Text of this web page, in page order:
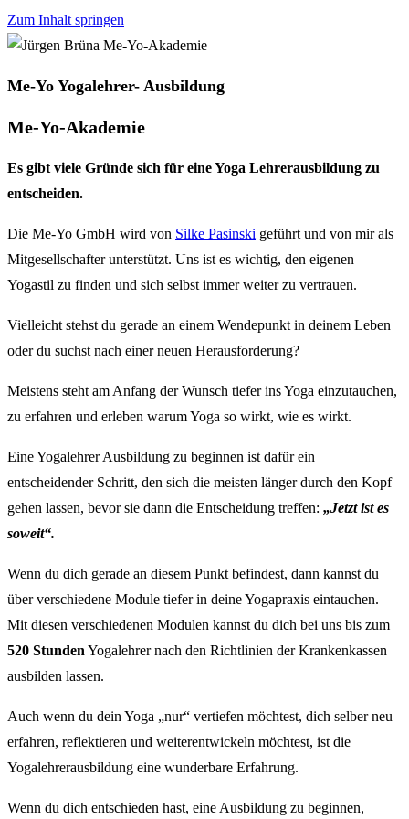
Zum Inhalt springen
Me-Yo Yogalehrer- Ausbildung
Me-Yo-Akademie
Es gibt viele Gründe sich für eine Yoga Lehrerausbildung zu
entscheiden.
Die Me-Yo GmbH wird von Silke Pasinski geführt und von mir als
Mitgesellschafter unterstützt. Uns ist es wichtig, den eigenen
Yogastil zu finden und sich selbst immer weiter zu vertrauen.
Vielleicht stehst du gerade an einem Wendepunkt in deinem Leben
oder du suchst nach einer neuen Herausforderung?
Meistens steht am Anfang der Wunsch tiefer ins Yoga einzutauchen,
zu erfahren und erleben warum Yoga so wirkt, wie es wirkt.
Eine Yogalehrer Ausbildung zu beginnen ist dafür ein
entscheidender Schritt, den sich die meisten länger durch den Kopf
gehen lassen, bevor sie dann die Entscheidung treffen: „Jetzt ist es
soweit“.
Wenn du dich gerade an diesem Punkt befindest, dann kannst du
über verschiedene Module tiefer in deine Yogapraxis eintauchen.
Mit diesen verschiedenen Modulen kannst du dich bei uns bis zum
520 Stunden Yogalehrer nach den Richtlinien der Krankenkassen
ausbilden lassen.
Auch wenn du dein Yoga „nur“ vertiefen möchtest, dich selber neu
erfahren, reflektieren und weiterentwickeln möchtest, ist die
Yogalehrerausbildung eine wunderbare Erfahrung.
Wenn du dich entschieden hast, eine Ausbildung zu beginnen,